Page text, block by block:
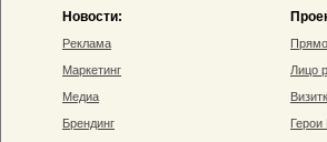
Новости:
Реклама
Маркетинг
Медиа
Брендинг
Лицо
Герои